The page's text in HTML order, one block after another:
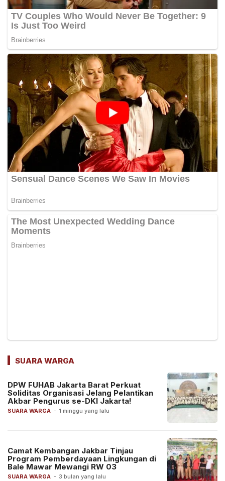
SUARA WARGA
SUARA WARGA - 1 minggu yang lalu
DPW FUHAB Jakarta Barat Perkuat
Soliditas Organisasi Jelang Pelantikan
Akbar Pengurus se-DKI Jakarta!
SUARA WARGA - 3 bulan yang lalu
Camat Kembangan Jakbar Tinjau
Program Pemberdayaan Lingkungan di
Bale Mawar Mewangi RW 03